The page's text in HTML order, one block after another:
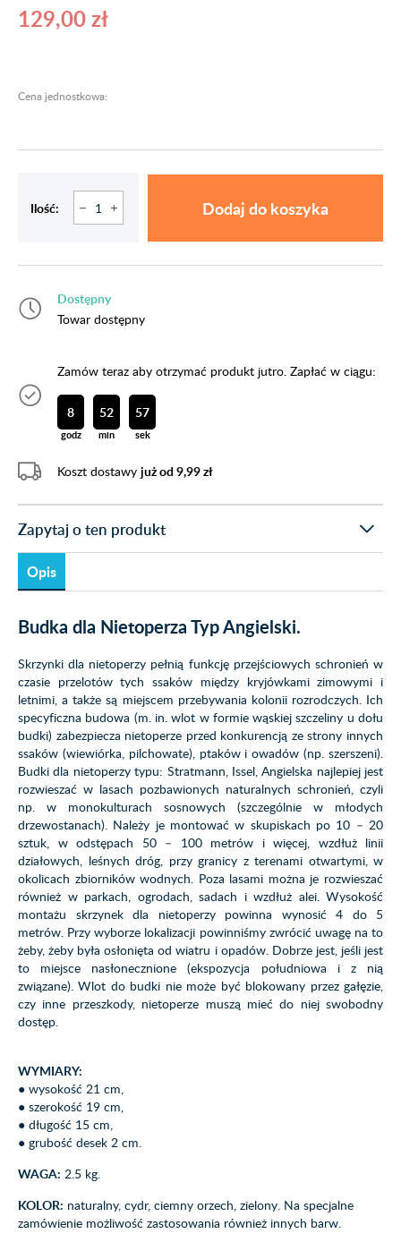
129,00 zł
Cena jednostkowa:
Ilość: Dodaj do koszyka
Dostępny
Towar dostępny
Zamów teraz aby otrzymać produkt jutro. Zapłać w ciągu:
8
godz
52
min
57
sek
Koszt dostawy już od 9,99 zł
Zapytaj o ten produkt
Opis
Budka dla Nietoperza Typ Angielski.
Skrzynki dla nietoperzy pełnią funkcję przejściowych schronień w
czasie przelotów tych ssaków między kryjówkami zimowymi i
letnimi, a także są miejscem przebywania kolonii rozrodczych. Ich
specyficzna budowa (m. in. wlot w formie wąskiej szczeliny u dołu
budki) zabezpiecza nietoperze przed konkurencją ze strony innych
ssaków (wiewiórka, pilchowate), ptaków i owadów (np. szerszeni).
Budki dla nietoperzy typu: Stratmann, Issel, Angielska najlepiej jest
rozwieszać w lasach pozbawionych naturalnych schronień, czyli
np. w monokulturach sosnowych (szczególnie w młodych
drzewostanach). Należy je montować w skupiskach po 10 – 20
sztuk, w odstępach 50 – 100 metrów i więcej, wzdłuż linii
działowych, leśnych dróg, przy granicy z terenami otwartymi, w
okolicach zbiorników wodnych. Poza lasami można je rozwieszać
również w parkach, ogrodach, sadach i wzdłuż alei. Wysokość
montażu skrzynek dla nietoperzy powinna wynosić 4 do 5
metrów. Przy wyborze lokalizacji powinniśmy zwrócić uwagę na to
żeby, żeby była osłonięta od wiatru i opadów. Dobrze jest, jeśli jest
to miejsce nasłonecznione (ekspozycja południowa i z nią
związane). Wlot do budki nie może być blokowany przez gałęzie,
czy inne przeszkody, nietoperze muszą mieć do niej swobodny
dostęp.
WYMIARY:
● wysokość 21 cm,
● szerokość 19 cm,
● długość 15 cm,
● grubość desek 2 cm.
WAGA: 2.5 kg.
KOLOR: naturalny, cydr, ciemny orzech, zielony. Na specjalne
zamówienie możliwość zastosowania również innych barw.